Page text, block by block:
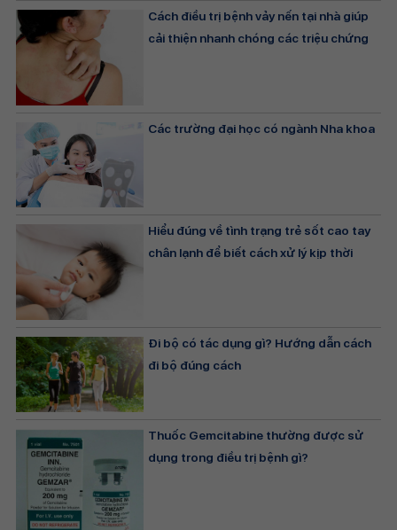
Cách điều trị bệnh vảy nến tại nhà giúp
cải thiện nhanh chóng các triệu chứng
Các trường đại học có ngành Nha khoa
Hiểu đúng về tình trạng trẻ sốt cao tay
chân lạnh để biết cách xử lý kịp thời
Đi bộ có tác dụng gì? Hướng dẫn cách
đi bộ đúng cách
Thuốc Gemcitabine thường được sử
dụng trong điều trị bệnh gì?